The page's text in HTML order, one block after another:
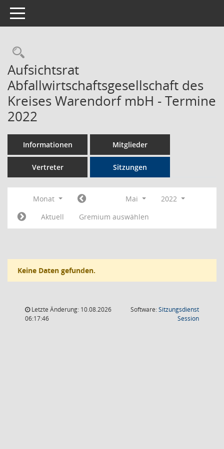
Toggle navigation
Rechercheauswahl
Aufsichtsrat
Abfallwirtschaftsgesellschaft des
Kreises Warendorf mbH - Termine
2022
Informationen Mitglieder
Vertreter Sitzungen
Monat Mai
2022
Aktuell
Gremium auswählen
Keine Daten gefunden.
Letzte Änderung: 10.08.2026
06:17:46
Software:Sitzungsdienst
Session(Wird in